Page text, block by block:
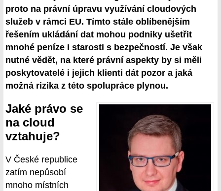
proto na právní úpravu využívání cloudových
služeb v rámci EU. Tímto stále oblíbenějším
řešením ukládání dat mohou podniky ušetřit
mnohé peníze i starosti s bezpečností. Je však
nutné vědět, na které právní aspekty by si měli
poskytovatelé i jejich klienti dát pozor a jaká
možná rizika z této spolupráce plynou.
Jaké právo se
na cloud
vztahuje?
V České republice
zatím nepůsobí
mnoho místních